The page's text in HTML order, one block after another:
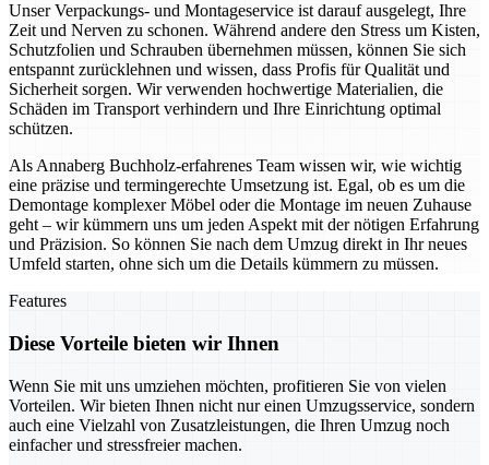
Unser Verpackungs- und Montageservice ist darauf ausgelegt, Ihre
Zeit und Nerven zu schonen. Während andere den Stress um Kisten,
Schutzfolien und Schrauben übernehmen müssen, können Sie sich
entspannt zurücklehnen und wissen, dass Profis für Qualität und
Sicherheit sorgen. Wir verwenden hochwertige Materialien, die
Schäden im Transport verhindern und Ihre Einrichtung optimal
schützen.
Als Annaberg Buchholz-erfahrenes Team wissen wir, wie wichtig
eine präzise und termingerechte Umsetzung ist. Egal, ob es um die
Demontage komplexer Möbel oder die Montage im neuen Zuhause
geht – wir kümmern uns um jeden Aspekt mit der nötigen Erfahrung
und Präzision. So können Sie nach dem Umzug direkt in Ihr neues
Umfeld starten, ohne sich um die Details kümmern zu müssen.
Features
Diese Vorteile bieten wir Ihnen
Wenn Sie mit uns umziehen möchten, profitieren Sie von vielen
Vorteilen. Wir bieten Ihnen nicht nur einen Umzugsservice, sondern
auch eine Vielzahl von Zusatzleistungen, die Ihren Umzug noch
einfacher und stressfreier machen.